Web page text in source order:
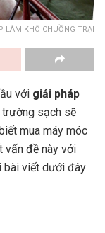
LÀM KHÔ CHUỒNG TRẠI
với giải pháp
sạch sẽ
mua máy móc
vấn đề này với
bài viết dưới đây